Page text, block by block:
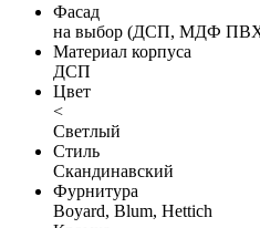
Фасад
на выбор (ДСП, МДФ
Материал корпуса
ДСП
Цвет
<
Светлый
Стиль
Скандинавский
Фурнитура
Boyard, Blum, Hettich